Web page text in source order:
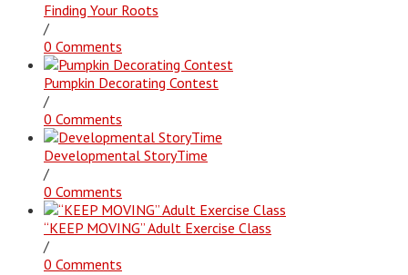
Finding Your Roots
/
0 Comments
Pumpkin Decorating Contest
/
0 Comments
Developmental StoryTime
/
0 Comments
“KEEP MOVING” Adult Exercise Class
/
0 Comments